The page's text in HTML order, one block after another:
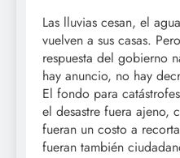
Las lluvias cesan, el
vuelven a sus casas.
respuesta del gobierno
hay anuncio, no hay
El fondo para
el desastre fuera ajeno,
fueran un costo a
fueran también